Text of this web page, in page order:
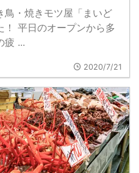
鳥・焼きモツ屋「まいど
！ 平日のオープンから多
疲 ...
2020/7/21